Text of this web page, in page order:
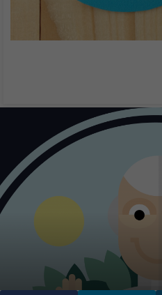
Chi siamo
// digitalic ©
riservati -
Partita IVA
n. 409 del 21/7/2011
3/8/